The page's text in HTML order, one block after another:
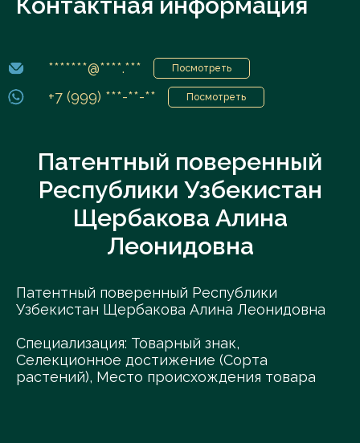
*******@****.*** Посмотреть
+7 (999) ***-**-** Посмотреть
Патентный поверенный
Республики Узбекистан
Щербакова Алина
Леонидовна
Патентный поверенный Республики
Узбекистан Щербакова Алина Леонидовна
Специализация: Товарный знак,
Селекционное достижение (Сорта
растений), Место происхождения товара